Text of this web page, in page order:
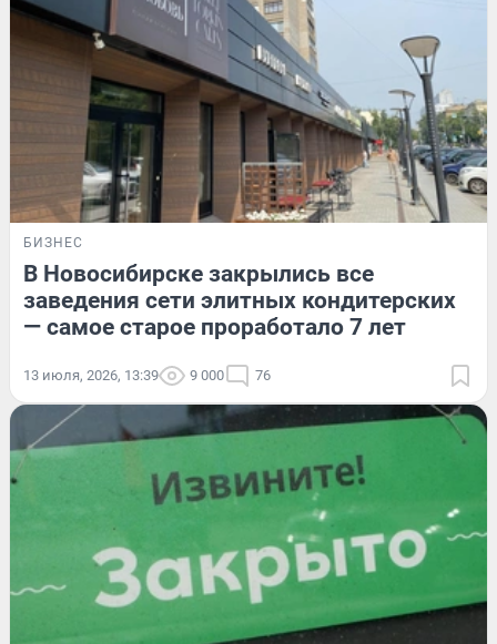
БИЗНЕС
В Новосибирске закрылись все
заведения сети элитных кондитерских
— самое старое проработало 7 лет
13 июля, 2026, 13:39 9 000 76